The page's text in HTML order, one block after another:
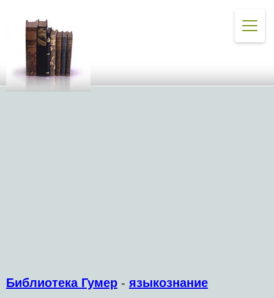
Библиотека Гумер - языкознание